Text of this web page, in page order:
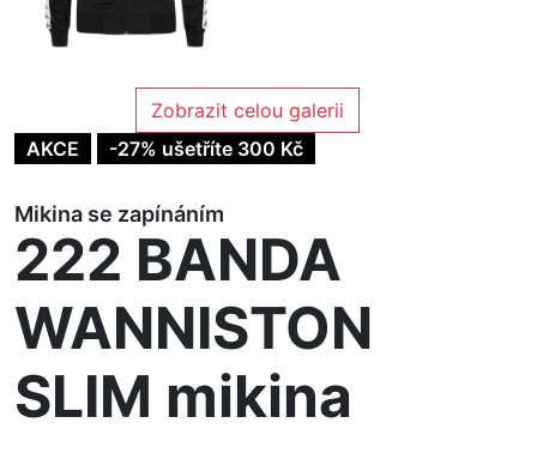
Zobrazit celou galerii
AKCE
-27% ušetříte 300 Kč
Mikina se zapínáním
222 BANDA
WANNISTON
SLIM mikina